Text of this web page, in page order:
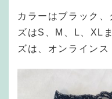
カラーはブラック
ズはS、M、L、XL
ズは、オンラインス